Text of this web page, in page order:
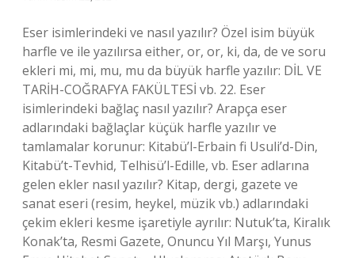
Eser isimlerindeki ve nasıl yazılır? Özel isim büyük
harfle ve ile yazılırsa either, or, or, ki, da, de ve soru
ekleri mi, mi, mu, mu da büyük harfle yazılır: DİL VE
TARİH-COĞRAFYA FAKÜLTESİ vb. 22. Eser
isimlerindeki bağlaç nasıl yazılır? Arapça eser
adlarındaki bağlaçlar küçük harfle yazılır ve
tamlamalar korunur: Kitabü’l-Erbain fi Usuli’d-Din,
Kitabü’t-Tevhid, Telhisü’l-Edille, vb. Eser adlarına
gelen ekler nasıl yazılır? Kitap, dergi, gazete ve
sanat eseri (resim, heykel, müzik vb.) adlarındaki
çekim ekleri kesme işaretiyle ayrılır: Nutuk’ta, Kiralık
Konak’ta, Resmi Gazete, Onuncu Yıl Marşı, Yunus